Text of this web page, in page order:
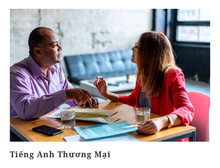
Khóa Biên - Phiên Dịch